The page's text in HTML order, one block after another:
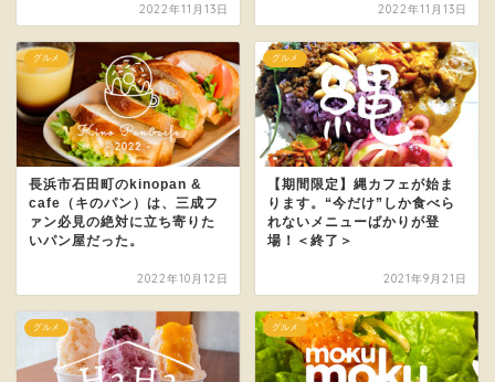
2022年11月13日 2022年11月13日
グルメ
長浜市石田町のkinopan &
cafe（キのパン）は、三成フ
ァン必見の絶対に立ち寄りた
いパン屋だった。
2022年10月12日
グルメ
【期間限定】縄カフェが始ま
ります。“今だけ”しか食べら
れないメニューばかりが登
場！＜終了＞
2021年9月21日
グルメ グルメ